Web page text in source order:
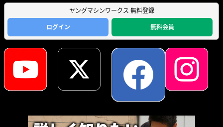
ヤングマシンワークス 無料登録
ログイン
無料会員